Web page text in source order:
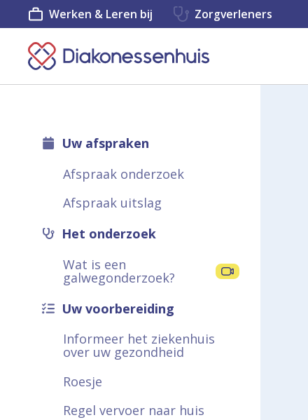
K
e
Werken & Leren bij Zorgverleners
Uw afspraken
Afspraak onderzoek
Afspraak uitslag
Het onderzoek
Wat is een
galwegonderzoek?
Uw voorbereiding
Informeer het ziekenhuis
over uw gezondheid
Roesje
Regel vervoer naar huis